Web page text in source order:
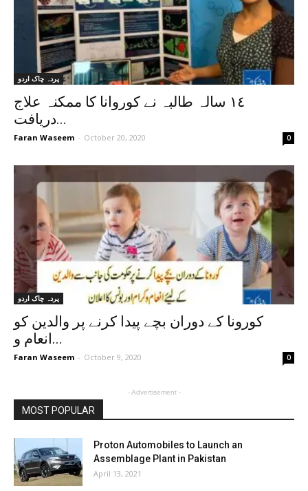
پردہ چاک اردو
١٤ سالہ طالبہ نے کوروانا کا ممکنہ علاج
دریافت...
Faran Waseem - October 20, 2020 0
پردہ چاک اردو
کورونا کے دوران بچے پیدا کرنے پر والدین کو
انعام و...
Faran Waseem - October 9, 2020 0
- Advertisement -
MOST POPULAR
Proton Automobiles to Launch an
Assemblage Plant in Pakistan
April 13, 2021